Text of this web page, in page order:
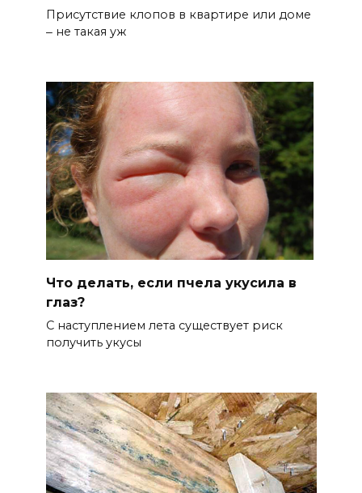
Присутствие клопов в квартире или доме
‒ не такая уж
Что делать, если пчела укусила в
глаз?
С наступлением лета существует риск
получить укусы